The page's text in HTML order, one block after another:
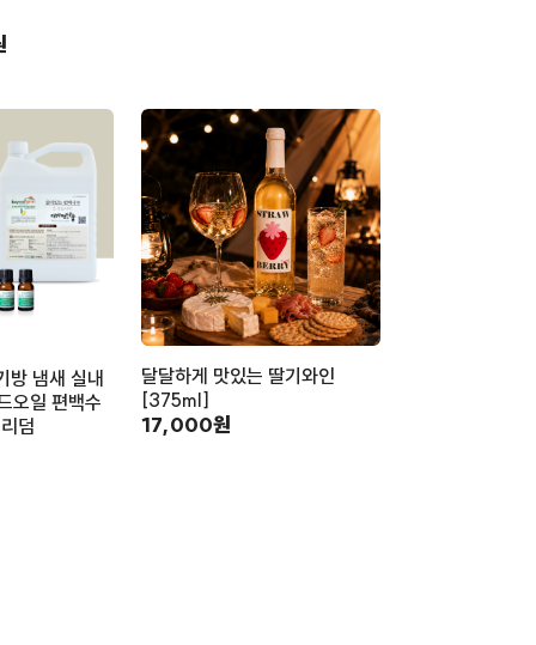
방 냄새 실내
오일 편백수
덤
달달하게 맛있는 딸기와인
[375ml]
17,000원